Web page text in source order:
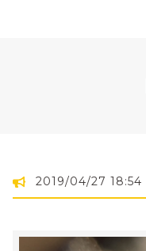
2019/04/27 18:54